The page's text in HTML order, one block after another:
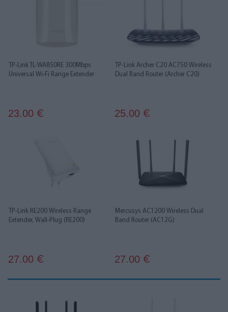
TP-Link TL-WA850RE 300Mbps
Universal Wi-Fi Range Extender
23.00 €
TP-Link Archer C20 AC750 Wireless
Dual Band Router (Archer C20)
25.00 €
TP-Link RE200 Wireless Range
Extender, Wall-Plug (RE200)
27.00 €
Mercusys AC1200 Wireless Dual
Band Router (AC12G)
27.00 €